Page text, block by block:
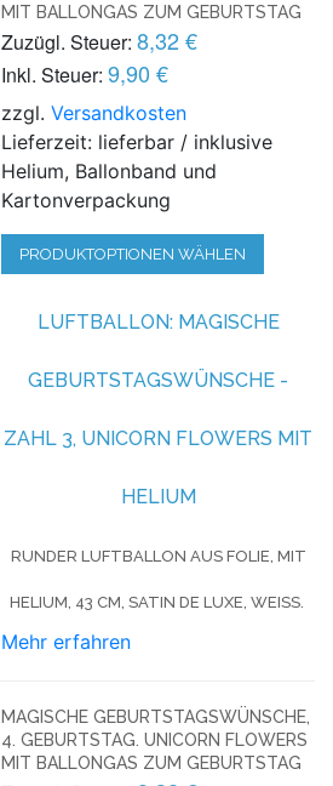
MIT BALLONGAS ZUM GEBURTSTAG
Zuzügl. Steuer: 8,32 €
Inkl. Steuer: 9,90 €
zzgl.Versandkosten
Lieferzeit: lieferbar / inklusive
Helium, Ballonband und
Kartonverpackung
PRODUKTOPTIONEN WÄHLEN
LUFTBALLON: MAGISCHE
GEBURTSTAGSWÜNSCHE -
ZAHL 3, UNICORN FLOWERS MIT
HELIUM
RUNDER LUFTBALLON AUS FOLIE, MIT
HELIUM, 43 CM, SATIN DE LUXE, WEISS.
Mehr erfahren
MAGISCHE GEBURTSTAGSWÜNSCHE,
4. GEBURTSTAG. UNICORN FLOWERS
MIT BALLONGAS ZUM GEBURTSTAG